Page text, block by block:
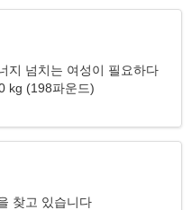
지 넘치는 여성이 필요하다
kg (198파운드)
찾고 있습니다